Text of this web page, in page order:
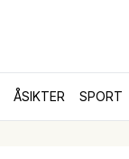
ÅSIKTER SPORT